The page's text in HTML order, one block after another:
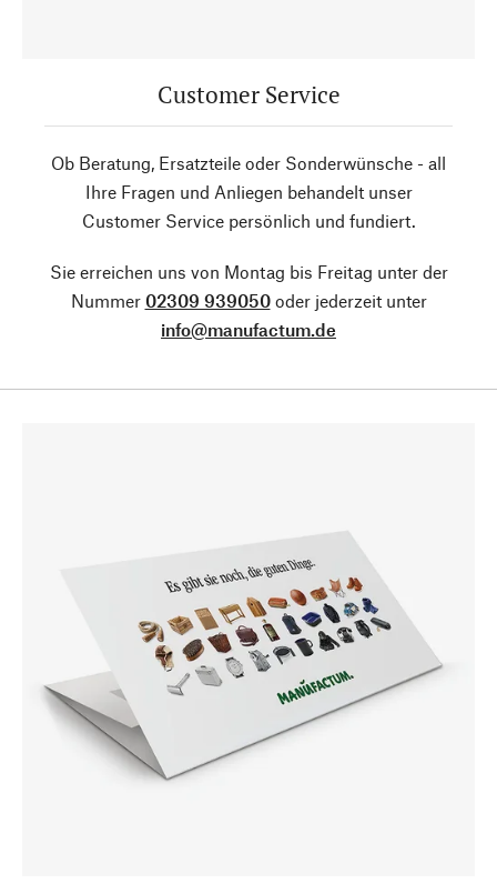
Customer Service
Ob Beratung, Ersatzteile oder Sonderwünsche - all
Ihre Fragen und Anliegen behandelt unser
Customer Service persönlich und fundiert.
Sie erreichen uns von Montag bis Freitag unter der
Nummer 02309 939050oder jederzeit unter
info@manufactum.de